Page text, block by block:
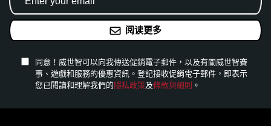
阅读更多
同意！威世智可以向我傳送促銷電子郵件，以及有關威世智賽
事、遊戲和服務的優惠資訊。登記接收促銷電子郵件，即表示
您已閱讀和理解我們的隱私政策及條款與細則 。